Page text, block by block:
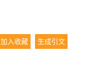
加入收藏 生成引文